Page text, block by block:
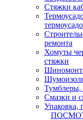
Стяжки
ремонта
Хомуты
стяжки
Тумблеры,
Смазки и
Упаковка,